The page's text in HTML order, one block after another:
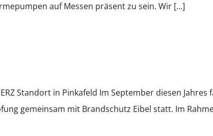
auf Messen präsent zu sein. Wir [...]
Standort in Pinkafeld Im September diesen
gemeinsam mit Brandschutz Eibel statt. Im